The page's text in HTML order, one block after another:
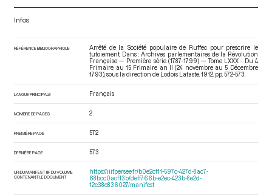
Infos
RÉFÉRENCE BIBLIOGRAPHIQUE
Arrêté de la Société populaire de Ruffec pour prescrire le
tutoiement. Dans : Archives parlementaires de la Révolution
Française — Première série (1787-1799) — Tome LXXX - Du 4
Frimaire au 15 Frimaire an II (24 novembre au 5 Décembre
1793) , sous la direction de Lodoïs Lataste. 1912. pp. 572-573.
LANGUE PRINCIPALE Français
NOMBRE DE PAGES 2
PREMIÈRE PAGE 572
DERNIÈRE PAGE 573
URI DU MANIFEST IIIF DU VOLUME
CONTENANT LE DOCUMENT
https://iiif.persee.fr/b0e2cf11-597c-427d-8ac7-
68bcc0acf13b/deff766b-e2ec-423b-8e2d-
12e38e836027/manifest